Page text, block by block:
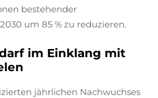
bestehender
um 85 % zu reduzieren.
im Einklang mit
jährlichen Nachwuchses